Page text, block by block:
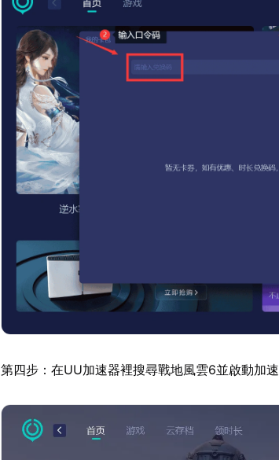
第四步：在UU加速器裡搜尋戰地風雲6並啟動加速